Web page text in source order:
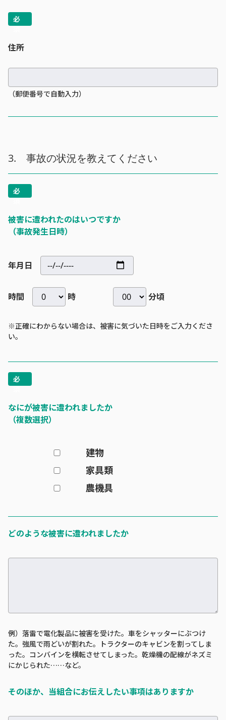
住所
（郵便番号で自動入力）
3. 事故の状況を教えてください
被害に遭われたのはいつですか
（事故発生日時）
年月日
時間 時 分頃
※正確にわからない場合は、被害に気づいた日時をご入力くださ
い。
なにが被害に遭われましたか
（複数選択）
建物
家具類
農機具
どのような被害に遭われましたか
例）落雷で電化製品に被害を受けた。車をシャッターにぶつけ
た。強風で雨どいが割れた。トラクターのキャビンを割ってしま
った。コンバインを横転させてしまった。乾燥機の配線がネズミ
にかじられた……など。
そのほか、当組合にお伝えしたい事項はありますか